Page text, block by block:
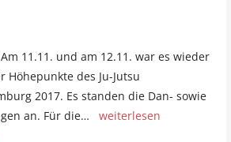
11.11. und am 12.11. war es wieder
Höhepunkte des Ju-Jutsu
2017. Es standen die Dan- sowie
an. Für die… weiterlesen